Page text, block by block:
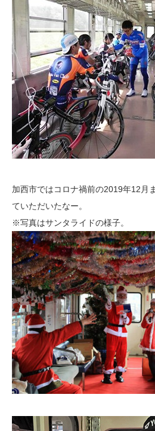
加西市ではコロナ禍前の2019年12月
ていただいたなー。
※写真はサンタライドの様子。